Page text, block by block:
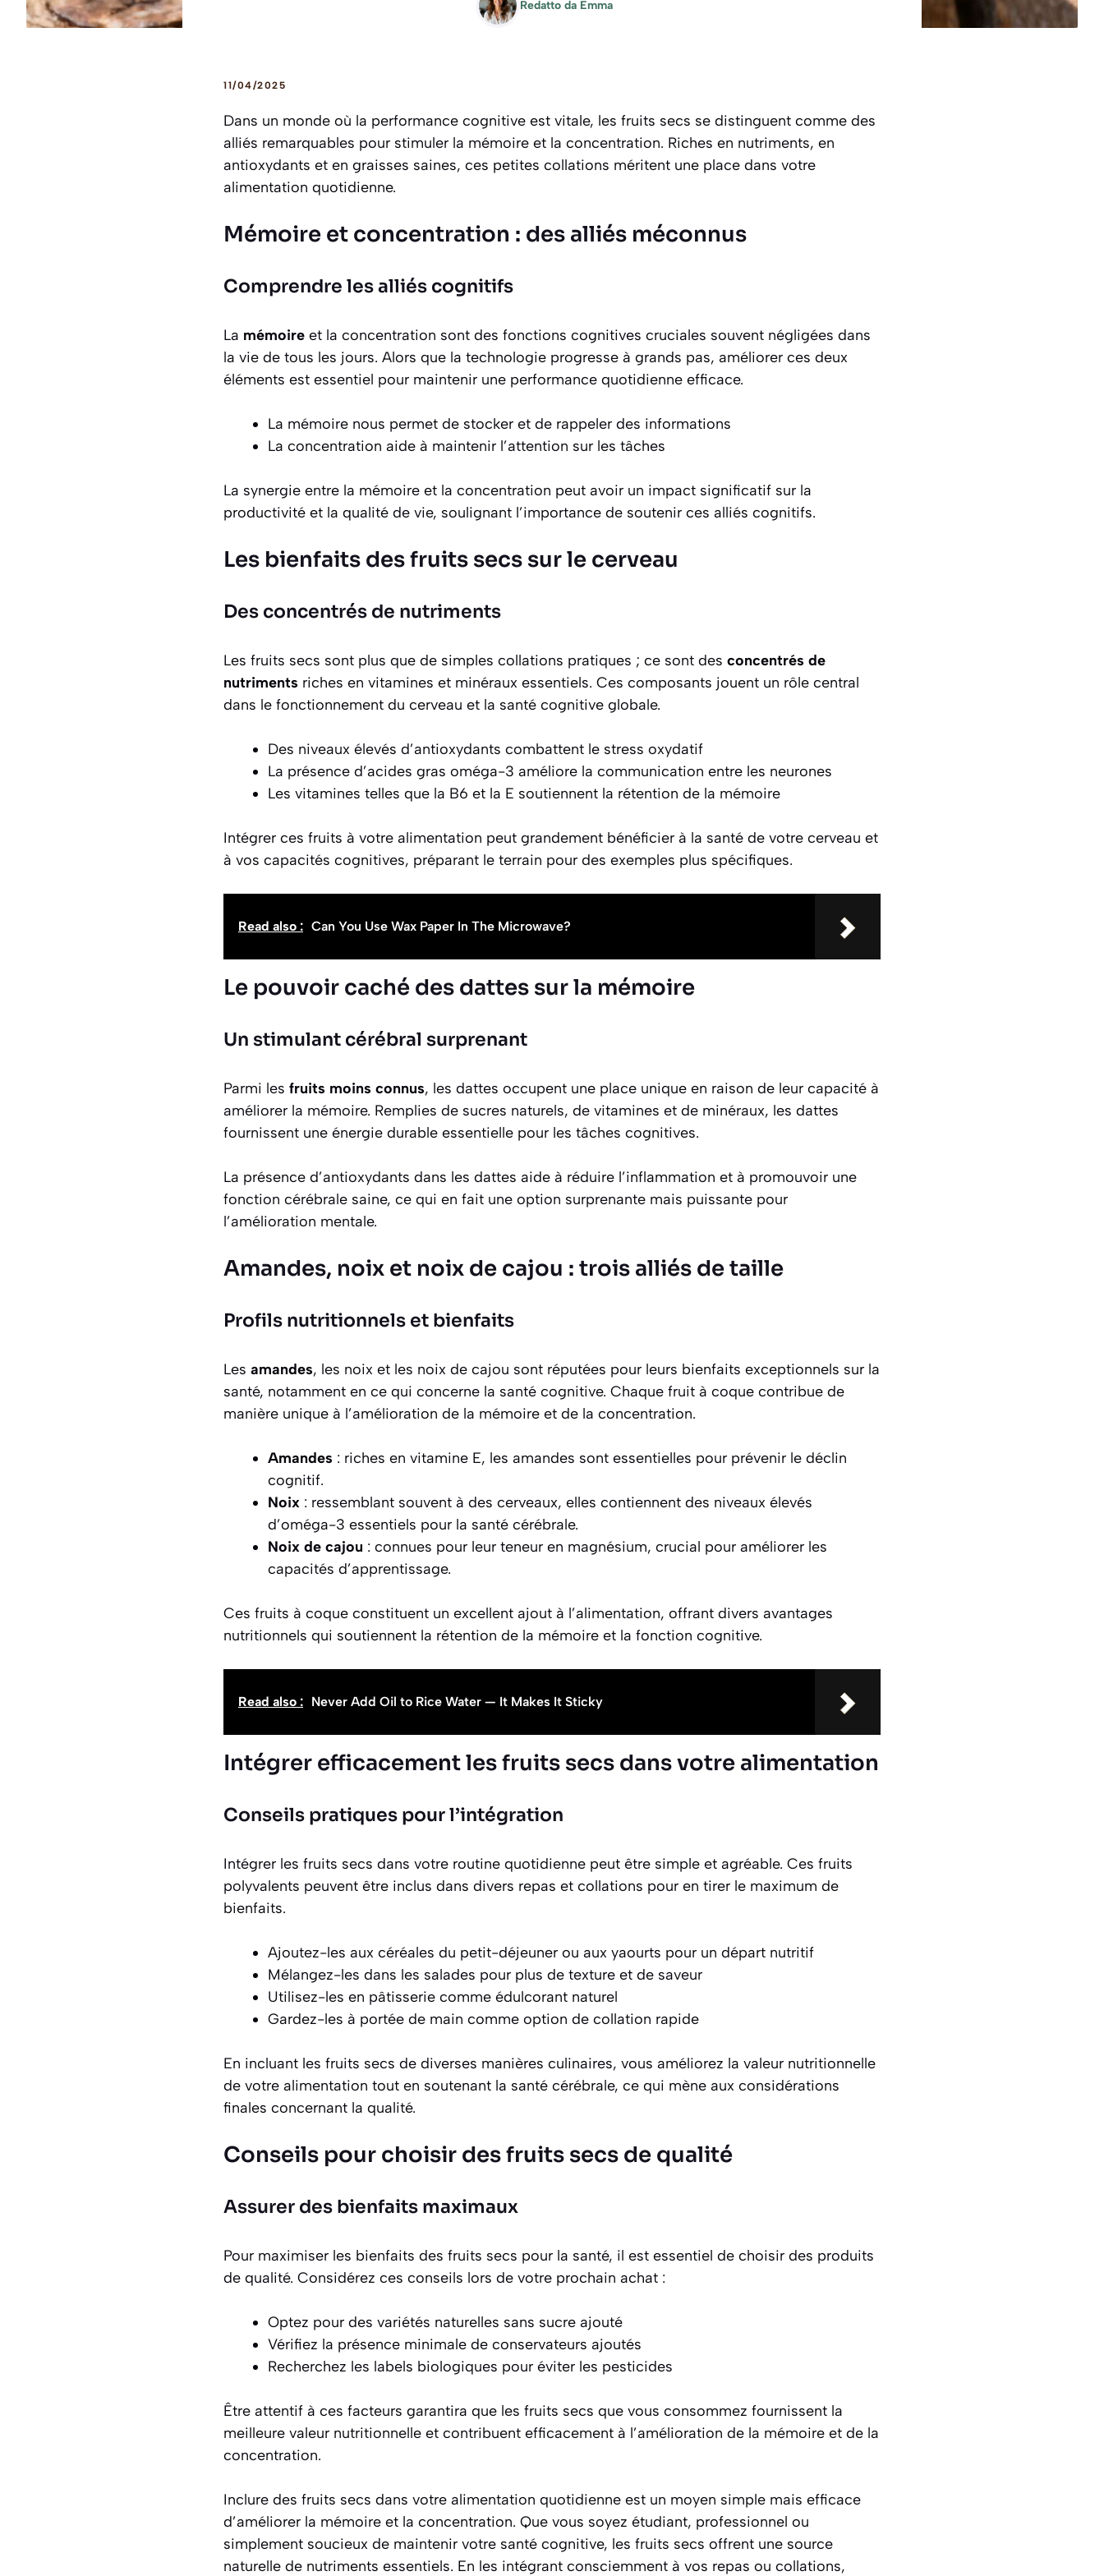
Redatto da Emma
11/04/2025
Dans un monde où la performance cognitive est vitale, les fruits secs se distinguent comme des
alliés remarquables pour stimuler la mémoire et la concentration. Riches en nutriments, en
antioxydants et en graisses saines, ces petites collations méritent une place dans votre
alimentation quotidienne.
Mémoire et concentration : des alliés méconnus
Comprendre les alliés cognitifs
La mémoire et la concentration sont des fonctions cognitives cruciales souvent négligées dans
la vie de tous les jours. Alors que la technologie progresse à grands pas, améliorer ces deux
éléments est essentiel pour maintenir une performance quotidienne efficace.
La mémoire nous permet de stocker et de rappeler des informations
La concentration aide à maintenir l’attention sur les tâches
La synergie entre la mémoire et la concentration peut avoir un impact significatif sur la
productivité et la qualité de vie, soulignant l’importance de soutenir ces alliés cognitifs.
Les bienfaits des fruits secs sur le cerveau
Des concentrés de nutriments
Les fruits secs sont plus que de simples collations pratiques ; ce sont des concentrés de
nutriments riches en vitamines et minéraux essentiels. Ces composants jouent un rôle central
dans le fonctionnement du cerveau et la santé cognitive globale.
Des niveaux élevés d’antioxydants combattent le stress oxydatif
La présence d’acides gras oméga-3 améliore la communication entre les neurones
Les vitamines telles que la B6 et la E soutiennent la rétention de la mémoire
Intégrer ces fruits à votre alimentation peut grandement bénéficier à la santé de votre cerveau et
à vos capacités cognitives, préparant le terrain pour des exemples plus spécifiques.
Read also : Can You Use Wax Paper In The Microwave?
Le pouvoir caché des dattes sur la mémoire
Un stimulant cérébral surprenant
Parmi les fruits moins connus, les dattes occupent une place unique en raison de leur capacité à
améliorer la mémoire. Remplies de sucres naturels, de vitamines et de minéraux, les dattes
fournissent une énergie durable essentielle pour les tâches cognitives.
La présence d’antioxydants dans les dattes aide à réduire l’inflammation et à promouvoir une
fonction cérébrale saine, ce qui en fait une option surprenante mais puissante pour
l’amélioration mentale.
Amandes, noix et noix de cajou : trois alliés de taille
Profils nutritionnels et bienfaits
Les amandes, les noix et les noix de cajou sont réputées pour leurs bienfaits exceptionnels sur la
santé, notamment en ce qui concerne la santé cognitive. Chaque fruit à coque contribue de
manière unique à l’amélioration de la mémoire et de la concentration.
Amandes : riches en vitamine E, les amandes sont essentielles pour prévenir le déclin
cognitif.
Noix : ressemblant souvent à des cerveaux, elles contiennent des niveaux élevés
d’oméga-3 essentiels pour la santé cérébrale.
Noix de cajou : connues pour leur teneur en magnésium, crucial pour améliorer les
capacités d’apprentissage.
Ces fruits à coque constituent un excellent ajout à l’alimentation, offrant divers avantages
nutritionnels qui soutiennent la rétention de la mémoire et la fonction cognitive.
Read also : Never Add Oil to Rice Water — It Makes It Sticky
Intégrer efficacement les fruits secs dans votre alimentation
Conseils pratiques pour l’intégration
Intégrer les fruits secs dans votre routine quotidienne peut être simple et agréable. Ces fruits
polyvalents peuvent être inclus dans divers repas et collations pour en tirer le maximum de
bienfaits.
Ajoutez-les aux céréales du petit-déjeuner ou aux yaourts pour un départ nutritif
Mélangez-les dans les salades pour plus de texture et de saveur
Utilisez-les en pâtisserie comme édulcorant naturel
Gardez-les à portée de main comme option de collation rapide
En incluant les fruits secs de diverses manières culinaires, vous améliorez la valeur nutritionnelle
de votre alimentation tout en soutenant la santé cérébrale, ce qui mène aux considérations
finales concernant la qualité.
Conseils pour choisir des fruits secs de qualité
Assurer des bienfaits maximaux
Pour maximiser les bienfaits des fruits secs pour la santé, il est essentiel de choisir des produits
de qualité. Considérez ces conseils lors de votre prochain achat :
Optez pour des variétés naturelles sans sucre ajouté
Vérifiez la présence minimale de conservateurs ajoutés
Recherchez les labels biologiques pour éviter les pesticides
Être attentif à ces facteurs garantira que les fruits secs que vous consommez fournissent la
meilleure valeur nutritionnelle et contribuent efficacement à l’amélioration de la mémoire et de la
concentration.
Inclure des fruits secs dans votre alimentation quotidienne est un moyen simple mais efficace
d’améliorer la mémoire et la concentration. Que vous soyez étudiant, professionnel ou
simplement soucieux de maintenir votre santé cognitive, les fruits secs offrent une source
naturelle de nutriments essentiels. En les intégrant consciemment à vos repas ou collations,